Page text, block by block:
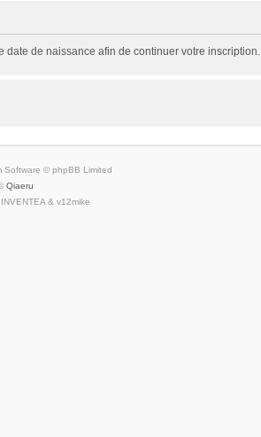
date de naissance afin de continuer votre inscription.
Software © phpBB Limited
Qiaeru
& v12mike